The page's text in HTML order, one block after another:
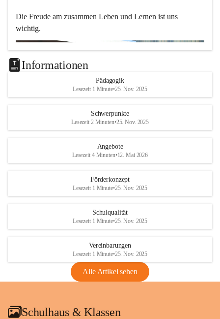
Die Freude am zusammen Leben und Lernen ist uns
wichtig.
Informationen
Pädagogik
Lesezeit 1 Minute•25. Nov. 2025
Schwerpunkte
Lesezeit 2 Minuten•25. Nov. 2025
Angebote
Lesezeit 4 Minuten•12. Mai 2026
Förderkonzept
Lesezeit 1 Minute•25. Nov. 2025
Schulqualität
Lesezeit 1 Minute•25. Nov. 2025
Vereinbarungen
Lesezeit 1 Minute•25. Nov. 2025
Alle Artikel sehen
Schulhaus & Klassen